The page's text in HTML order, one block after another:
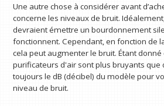
Une autre chose à considérer avant
concerne les niveaux de bruit.
devraient émettre un bourdonnement
fonctionnent. Cependant, en fonction de
cela peut augmenter le bruit. Étant donné
purificateurs d'air sont plus bruyants que
toujours le dB (décibel) du modèle pour
niveau de bruit.